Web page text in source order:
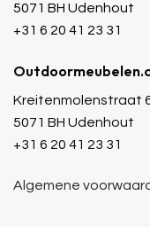
5071 BH Udenhout
+31 6 20 41 23 31
Kreitenmolenstraat
5071 BH Udenhout
+31 6 20 41 23 31
Algemene